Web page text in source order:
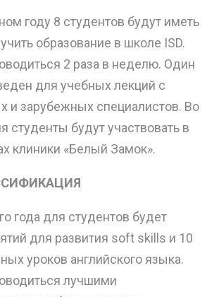
году 8 студентов будут иметь
образование в школе ISD.
2 раза в неделю. Один
для учебных лекций с
и зарубежных специалистов. Во
студенты будут участвовать в
клиники «Белый Замок».
года для студентов будет
для развития soft skills и 10
уроков английского языка.
лучшими